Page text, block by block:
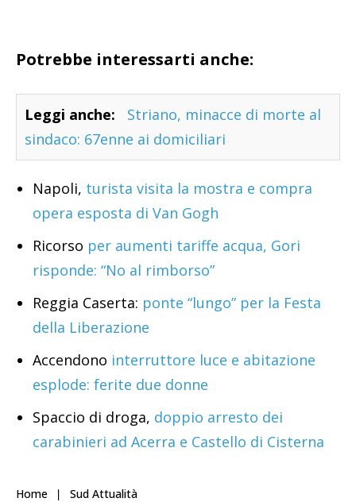
Potrebbe interessarti anche:
Leggi anche:
Striano, minacce di morte al
sindaco: 67enne ai domiciliari
Napoli, turista visita la mostra e compra
opera esposta di Van Gogh
Ricorso per aumenti tariffe acqua, Gori
risponde: “No al rimborso”
Reggia Caserta: ponte “lungo” per la Festa
della Liberazione
Accendono interruttore luce e abitazione
esplode: ferite due donne
Spaccio di droga, doppio arresto dei
carabinieri ad Acerra e Castello di Cisterna
Home Sud Attualità